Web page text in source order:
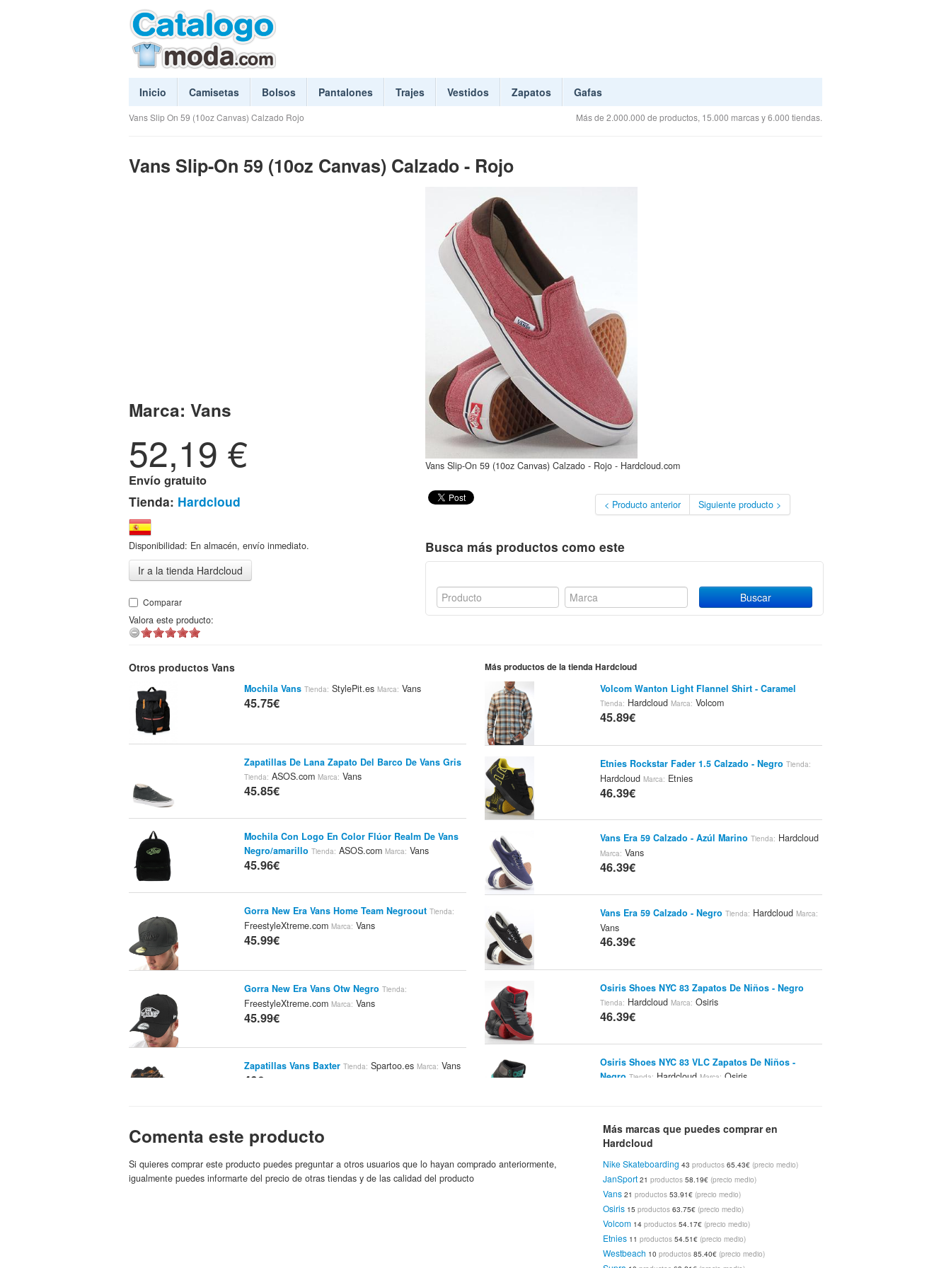
Inicio Camisetas Bolsos Pantalones Trajes Vestidos Zapatos Gafas
Vans Slip On 59 (10oz Canvas) Calzado Rojo Más de 2.000.000 de productos, 15.000 marcas y 6.000 tiendas.
Vans Slip-On 59 (10oz Canvas) Calzado - Rojo
Marca: Vans
52,19 €
Envío gratuito
Tienda: Hardcloud
Disponibilidad: En almacén, envío inmediato.
Ir a la tienda Hardcloud
Comparar
Valora este producto:
Vans Slip-On 59 (10oz Canvas) Calzado - Rojo - Hardcloud.com
< Producto anterior Siguiente producto >
Busca más productos como este
Otros productos Vans
Mochila Vans Tienda: StylePit.esMarca: Vans
45.75€
Zapatillas De Lana Zapato Del Barco De Vans Gris
Tienda: ASOS.comMarca: Vans
45.85€
Mochila Con Logo En Color Flúor Realm De Vans
Negro/amarillo Tienda: ASOS.comMarca: Vans
45.96€
Gorra New Era Vans Home Team Negroout Tienda:
FreestyleXtreme.comMarca: Vans
45.99€
Gorra New Era Vans Otw Negro Tienda:
FreestyleXtreme.comMarca: Vans
45.99€
Zapatillas Vans Baxter Tienda: Spartoo.esMarca: Vans
46€
8.5 USA / 41 EUR Tienda:
Vans Zapatillas Vans Shoes: Ellis Mid BK/GR Talla:
Más productos de la tienda Hardcloud
Volcom Wanton Light Flannel Shirt - Caramel
Tienda: Hardcloud Marca: Volcom
45.89€
Etnies Rockstar Fader 1.5 Calzado - Negro Tienda:
Hardcloud Marca: Etnies
46.39€
Vans Era 59 Calzado - Azúl Marino Tienda: Hardcloud
Marca: Vans
46.39€
Vans Era 59 Calzado - Negro Tienda: Hardcloud Marca:
Vans
46.39€
Osiris Shoes NYC 83 Zapatos De Niños - Negro
Tienda: Hardcloud Marca: Osiris
46.39€
Osiris Shoes NYC 83 VLC Zapatos De Niños -
Negro Tienda: Hardcloud Marca: Osiris
Analog Diego Camisas - Azúl Tienda: Hardcloud
46.39€
DC Atmosphere Vaqueros - Añil Tienda:
Marca:DC Shoes
46.39€
Comenta este producto
Si quieres comprar este producto puedes preguntar a otros usuarios que lo hayan comprado anteriormente,
igualmente puedes informarte del precio de otras tiendas y de las calidad del producto
Más marcas que puedes comprar en
Hardcloud
Nike Skateboarding 43productos 65.43€ (precio medio)
JanSport 21productos 58.19€ (precio medio)
Vans 21productos 53.91€ (precio medio)
Osiris 15productos 63.75€ (precio medio)
Volcom 14productos 54.17€ (precio medio)
Etnies 11productos 54.51€ (precio medio)
Westbeach 10productos 85.40€ (precio medio)